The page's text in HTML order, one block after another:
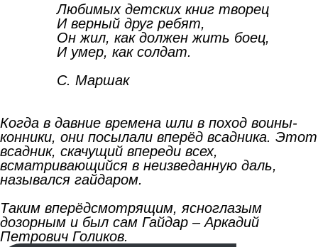
Любимых детских книг творец
И верный друг ребят,
Он жил, как должен жить боец,
И умер, как солдат.
С. Маршак
Когда в давние времена шли в поход воины-
конники, они посылали вперёд всадника. Этот
всадник, скачущий впереди всех,
всматривающийся в неизведанную даль,
назывался гайдаром.
Таким вперёдсмотрящим, ясноглазым
дозорным и был сам Гайдар – Аркадий
Петрович Голиков.